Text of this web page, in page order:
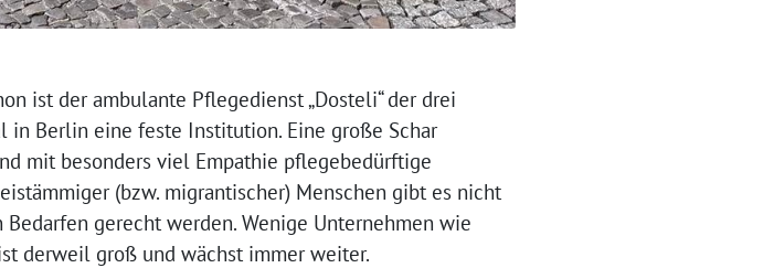
ist der ambulante Pflegedienst „Dosteli“ der drei
in Berlin eine feste Institution. Eine große Schar
mit besonders viel Empathie pflegebedürftige
(bzw. migrantischer) Menschen gibt es nicht
gerecht werden. Wenige Unternehmen wie
derweil groß und wächst immer weiter.